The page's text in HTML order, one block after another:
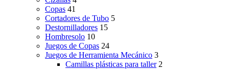
Copas 41
Cortadores de Tubo 5
Destornilladores 15
Hombresolo 10
Juegos de Copas 24
Juegos de Herramienta Mecánico 3
Camillas plásticas para taller 2